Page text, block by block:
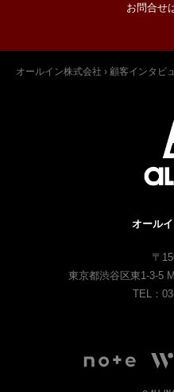
お問合せ
オールイン株式会社 › 顧客インタビ
オール
〒
東京都渋谷区東1-3-5
TEL：